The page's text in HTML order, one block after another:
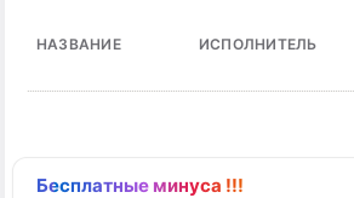
Бесплатные минуса !!!
НАЗВАНИЕ ИСПОЛНИТЕЛЬ